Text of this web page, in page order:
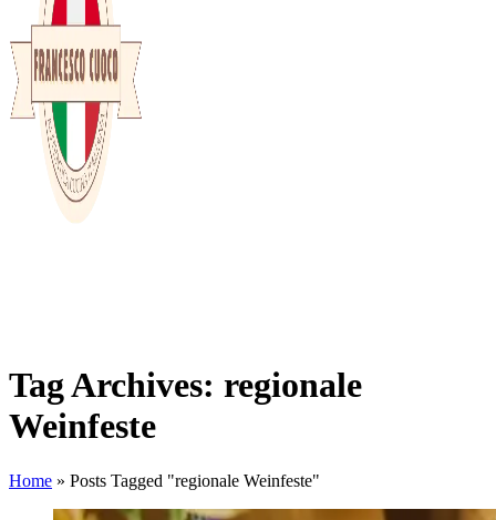
Tag Archives: regionale
Weinfeste
Home » Posts Tagged "regionale Weinfeste"